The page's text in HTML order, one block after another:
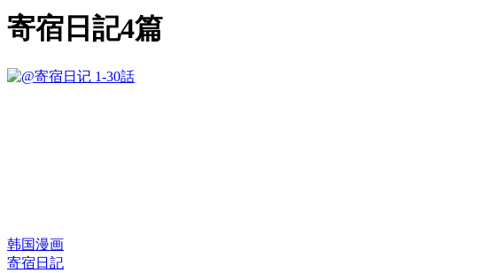
寄宿日記4篇
韩国漫画
寄宿日記